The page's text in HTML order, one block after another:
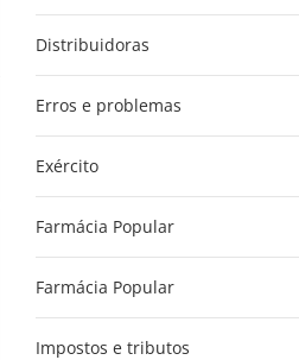
Distribuidoras
Erros e problemas
Exército
Farmácia Popular
Farmácia Popular
Impostos e tributos